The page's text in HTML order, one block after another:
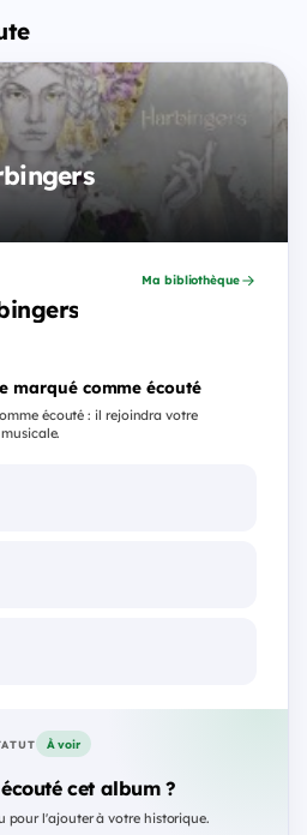
Ma bibliothèque
marqué comme écouté
écouté : il rejoindra votre
À voir
cet album ?
pour l'ajouter à votre historique.